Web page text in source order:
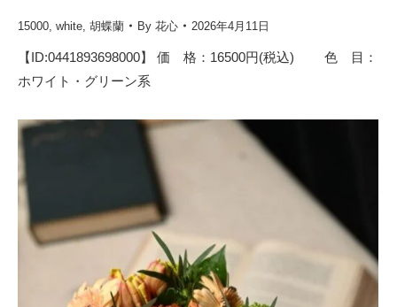
15000 white 胡蝶蘭 By 花心 2026年4月11日
【ID:0441893698000】 価 格：16500円(税込) 色 目：
ホワイト・グリーン系